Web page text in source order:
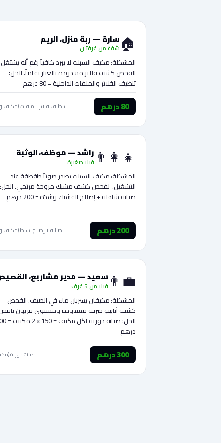
🏠 سارة — ربة منزل، الريم
شقة من غرفتين
المشكلة: مكيف السبلت لا يبرد كافياً رغم أنه يشتغل.
الفحص كشف فلاتر مسدودة بالغبار تماماً. الحل:
تنظيف الفلاتر والملفات الداخلية = 80 درهم
80 درهم تنظيف فلاتر + ملفات (مكيف
👨‍👩‍👧 راشد — موظف، الوثبة
فيلا صغيرة
المشكلة: مكيف السبلت يصدر صوتاً طقطقة عند
التشغيل. الفحص كشف مشبك مروحة مرتخي. الحل:
صيانة شاملة + إصلاح المشبك وشدّه = 200 درهم
200 درهم صيانة + إصلاح بسيط (مكيف
👨‍💼 سعيد — مدير مشاريع،
فيلا من 5 غرف
المشكلة: مكيفان يسربان ماء في الصيف. الفحص
كشف أنابيب صرف مسدودة ومستوى فريون
الحل: صيانة دورية
درهم
300 درهم صيانة دورية